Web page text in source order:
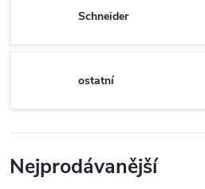
Schneider
ostatní
Nejprodávanější